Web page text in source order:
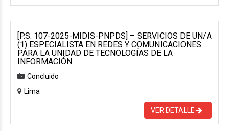
[P.S. 107-2025-MIDIS-PNPDS] – SERVICIOS DE UN/A
(1) ESPECIALISTA EN REDES Y COMUNICACIONES
PARA LA UNIDAD DE TECNOLOGÍAS DE LA
INFORMACIÓN
Concluido
Lima
VER DETALLE